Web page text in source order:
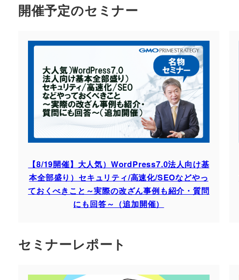
開催予定のセミナー
【8/19開催】大人気）WordPress7.0法人向け基
本全部盛り）セキュリティ/高速化/SEOなどやっ
ておくべきこと～実際の改ざん事例も紹介・質問
にも回答～（追加開催）
セミナーレポート